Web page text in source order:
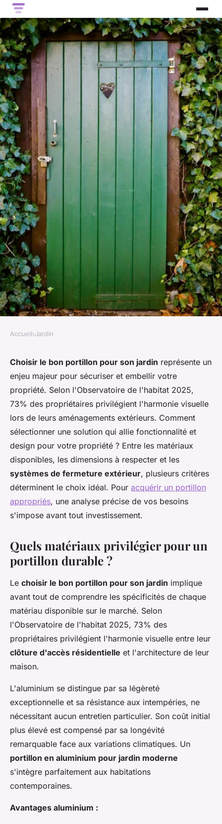
Guide d'achat pour portillons :
matériaux, styles et options
pratiques
Lucas•19 octobre 2025•5 min de lecture
Accueil›Jardin
Choisir le bon portillon pour son jardin représente un
enjeu majeur pour sécuriser et embellir votre
propriété. Selon l'Observatoire de l'habitat 2025,
73% des propriétaires privilégient l'harmonie visuelle
lors de leurs aménagements extérieurs. Comment
sélectionner une solution qui allie fonctionnalité et
design pour votre propriété ? Entre les matériaux
disponibles, les dimensions à respecter et les
systèmes de fermeture extérieur, plusieurs critères
déterminent le choix idéal. Pour acquérir un portillon
appropriés, une analyse précise de vos besoins
s'impose avant tout investissement.
Quels matériaux privilégier pour un
portillon durable ?
Le choisir le bon portillon pour son jardin implique
avant tout de comprendre les spécificités de chaque
matériau disponible sur le marché. Selon
l'Observatoire de l'habitat 2025, 73% des
propriétaires privilégient l'harmonie visuelle entre leur
clôture d'accès résidentielle et l'architecture de leur
maison.
L'aluminium se distingue par sa légèreté
exceptionnelle et sa résistance aux intempéries, ne
nécessitant aucun entretien particulier. Son coût initial
plus élevé est compensé par sa longévité
remarquable face aux variations climatiques. Un
portillon en aluminium pour jardin moderne
s'intègre parfaitement aux habitations
contemporaines.
Avantages aluminium :